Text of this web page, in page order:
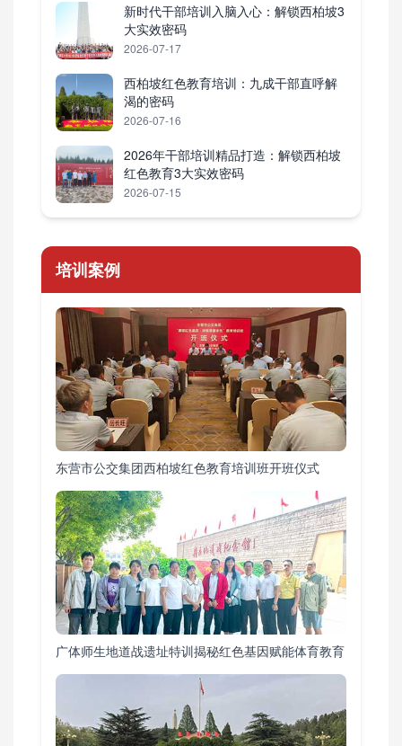
新时代干部培训入脑入心：解锁西柏坡3
大实效密码
2026-07-17
西柏坡红色教育培训：九成干部直呼解
渴的密码
2026-07-16
2026年干部培训精品打造：解锁西柏坡
红色教育3大实效密码
2026-07-15
培训案例
东营市公交集团西柏坡红色教育培训班开班仪式
广体师生地道战遗址特训揭秘红色基因赋能体育教育